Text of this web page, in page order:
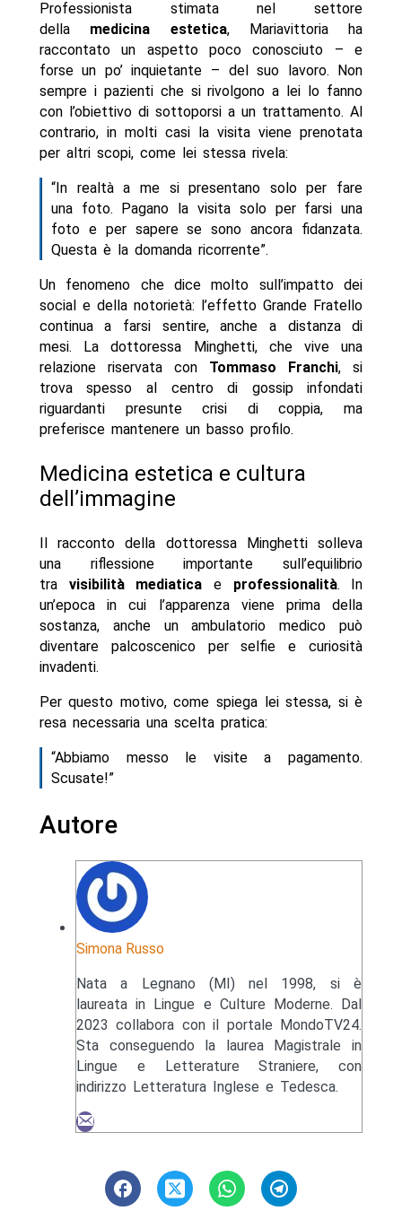
Professionista stimata nel settore
della medicina estetica, Mariavittoria ha
raccontato un aspetto poco conosciuto – e
forse un po’ inquietante – del suo lavoro. Non
sempre i pazienti che si rivolgono a lei lo fanno
con l’obiettivo di sottoporsi a un trattamento. Al
contrario, in molti casi la visita viene prenotata
per altri scopi, come lei stessa rivela:
“In realtà a me si presentano solo per fare
una foto. Pagano la visita solo per farsi una
foto e per sapere se sono ancora fidanzata.
Questa è la domanda ricorrente”.
Un fenomeno che dice molto sull’impatto dei
social e della notorietà: l’effetto Grande Fratello
continua a farsi sentire, anche a distanza di
mesi. La dottoressa Minghetti, che vive una
relazione riservata con Tommaso Franchi, si
trova spesso al centro di gossip infondati
riguardanti presunte crisi di coppia, ma
preferisce mantenere un basso profilo.
Medicina estetica e cultura
dell’immagine
Il racconto della dottoressa Minghetti solleva
una riflessione importante sull’equilibrio
tra visibilità mediatica e professionalità. In
un’epoca in cui l’apparenza viene prima della
sostanza, anche un ambulatorio medico può
diventare palcoscenico per selfie e curiosità
invadenti.
Per questo motivo, come spiega lei stessa, si è
resa necessaria una scelta pratica:
“Abbiamo messo le visite a pagamento.
Scusate!”
Autore
Simona Russo
Nata a Legnano (MI) nel 1998, si è
laureata in Lingue e Culture Moderne. Dal
2023 collabora con il portale MondoTV24.
Sta conseguendo la laurea Magistrale in
Lingue e Letterature Straniere, con
indirizzo Letteratura Inglese e Tedesca.